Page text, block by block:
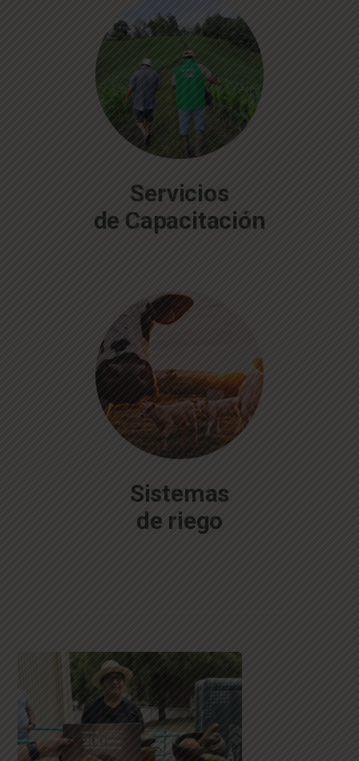
Servicios
de Capacitación
Sistemas
de riego